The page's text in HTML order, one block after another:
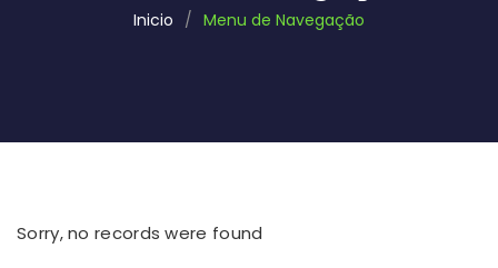
Inicio / Menu de Navegação
Sorry, no records were found